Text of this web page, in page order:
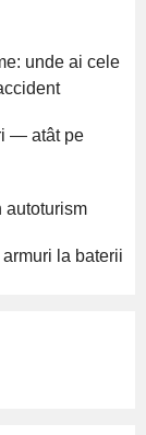
unde ai cele
— atât pe
autoturism
la baterii